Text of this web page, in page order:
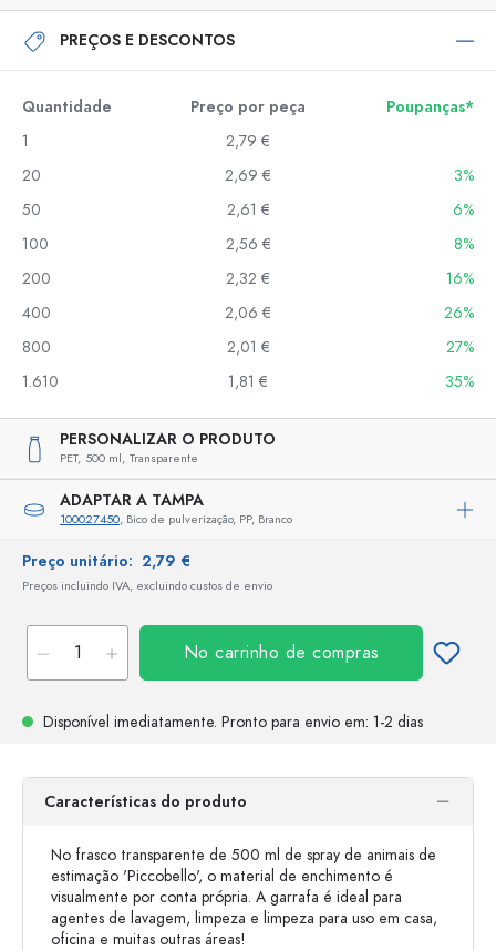
PREÇOS E DESCONTOS
Quantidade Preço por peça
Poupanças*
1
2,79 €
20
2,69 €
3%
50
2,61 €
6%
100
2,56 €
8%
200
2,32 €
16%
400
2,06 €
26%
800
2,01 €
27%
1.610
1,81 € 35%
PERSONALIZAR O PRODUTO
PET, 500 ml, Transparente
ADAPTAR A TAMPA
100027450, Bico de pulverização, PP, Branco
Preço unitário: 2,79 €
Preços incluindo IVA, excluindo custos de envio
No carrinho de compras
Disponível imediatamente. Pronto para envio em: 1-2 dias
Características do produto
No frasco transparente de 500 ml de spray de animais de
estimação 'Piccobello', o material de enchimento é
visualmente por conta própria. A garrafa é ideal para
agentes de lavagem, limpeza e limpeza para uso em casa,
oficina e muitas outras áreas!